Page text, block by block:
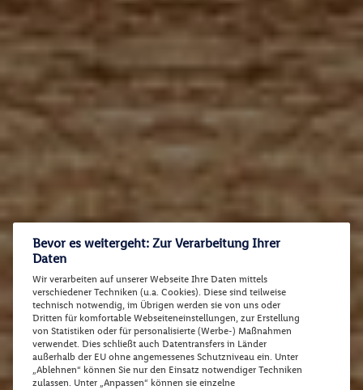
Bevor es weitergeht: Zur Verarbeitung Ihrer
Daten
Wir verarbeiten auf unserer Webseite Ihre Daten mittels
verschiedener Techniken (u.a. Cookies). Diese sind teilweise
technisch notwendig, im Übrigen werden sie von uns oder
Dritten für komfortable Webseiteneinstellungen, zur Erstellung
von Statistiken oder für personalisierte (Werbe-) Maßnahmen
verwendet. Dies schließt auch Datentransfers in Länder
außerhalb der EU ohne angemessenes Schutzniveau ein. Unter
„Ablehnen“ können Sie nur den Einsatz notwendiger Techniken
zulassen. Unter „Anpassen“ können sie einzelne